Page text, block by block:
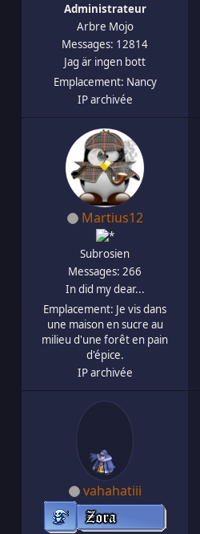
Administrateur
Arbre Mojo
Messages: 12814
Jag är ingen bott
Emplacement: Nancy
IP archivée
Martius12
Subrosien
Messages: 266
In did my dear...
Emplacement: Je vis dans
une maison en sucre au
milieu d'une forêt en pain
d'épice.
IP archivée
vahahatiii